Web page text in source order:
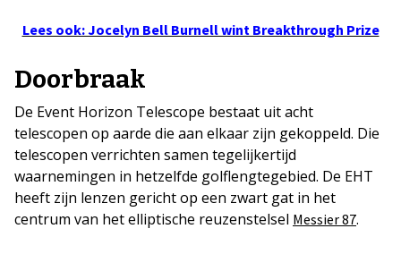
Lees ook: Jocelyn Bell Burnell wint Breakthrough Prize
Doorbraak
De Event Horizon Telescope bestaat uit acht
telescopen op aarde die aan elkaar zijn gekoppeld. Die
telescopen verrichten samen tegelijkertijd
waarnemingen in hetzelfde golflengtegebied. De EHT
heeft zijn lenzen gericht op een zwart gat in het
centrum van het elliptische reuzenstelsel Messier 87.